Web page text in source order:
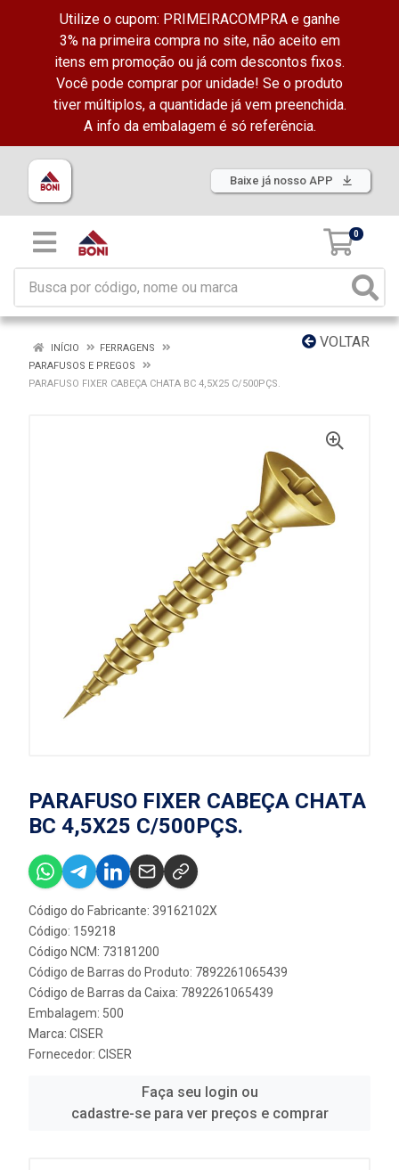
Utilize o cupom: PRIMEIRACOMPRA e ganhe
3% na primeira compra no site, não aceito em
itens em promoção ou já com descontos fixos.
Você pode comprar por unidade! Se o produto
tiver múltiplos, a quantidade já vem preenchida.
A info da embalagem é só referência.
Baixe já nosso APP
0
VOLTAR
INÍCIO
FERRAGENS
PARAFUSOS E PREGOS
PARAFUSO FIXER CABEÇA CHATA BC 4,5X25 C/500PÇS.
PARAFUSO FIXER CABEÇA CHATA
BC 4,5X25 C/500PÇS.
Código do Fabricante: 39162102X
Código: 159218
Código NCM: 73181200
Código de Barras do Produto: 7892261065439
Código de Barras da Caixa: 7892261065439
Embalagem: 500
Marca: CISER
Fornecedor: CISER
Faça seu login ou
cadastre-se para ver preços e comprar